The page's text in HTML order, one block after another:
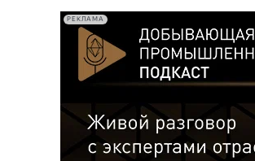
РЕКЛАМА